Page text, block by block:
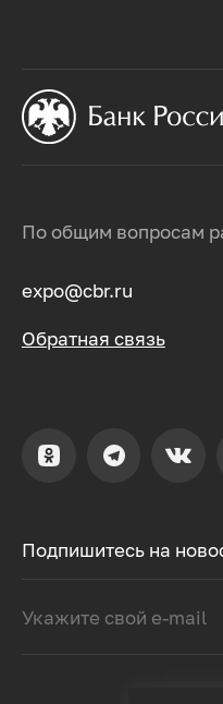
Подпишитесь на
По общим вопросам
expo@cbr.ru
Обратная связь